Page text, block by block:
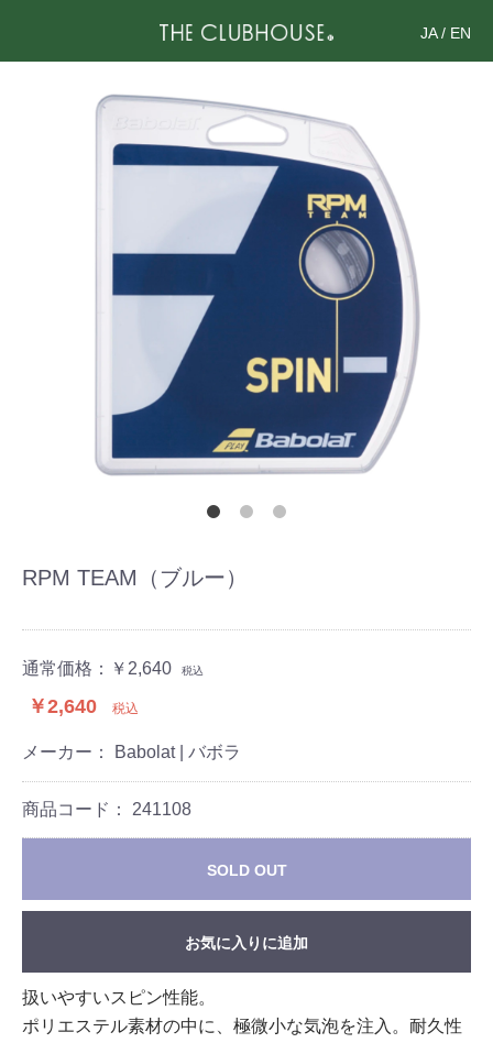
JA/ EN
RPM TEAM（ブルー）
通常価格： ￥2,640 税込
￥2,640 税込
メーカー： Babolat | バボラ
商品コード： 241108
SOLD OUT
お気に入りに追加
扱いやすいスピン性能。
ポリエステル素材の中に、極微小な気泡を注入。耐久性